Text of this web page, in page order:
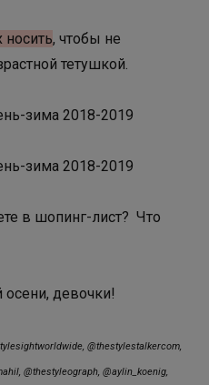
носить, чтобы не
тетушкой.
в шопинг-лист? Что
девочки!
@thestylestalkercom,
@thestyleograph, @aylin_koenig,